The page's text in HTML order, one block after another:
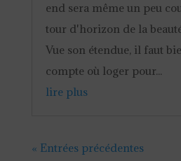
end sera même un peu
tour d'horizon de la
Vue son étendue, il faut
compte où loger pour...
lire plus
« Entrées précédentes